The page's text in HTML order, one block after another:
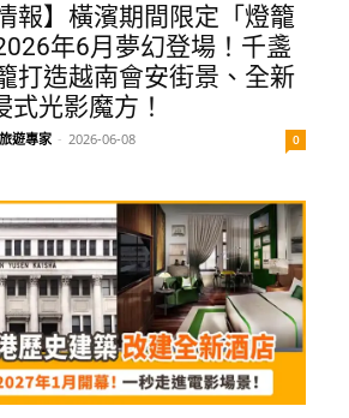
報】橫濱期間限定「燈籠
年6月夢幻登場！千盞
打造越南會安街景、全新
式光影魔方！
遊專家 - 2026-06-08 0